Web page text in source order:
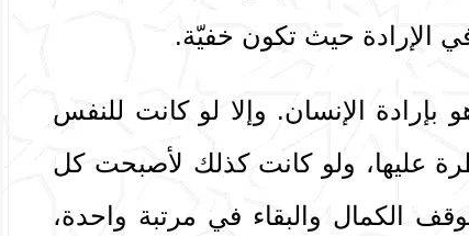
الإرادة حيث تكون خفيّة.
الإنسان. وإلا لو كانت للنفس
عليها، ولو كانت كذلك لأصبحت كل
الكمال والبقاء في مرتبة واحدة،